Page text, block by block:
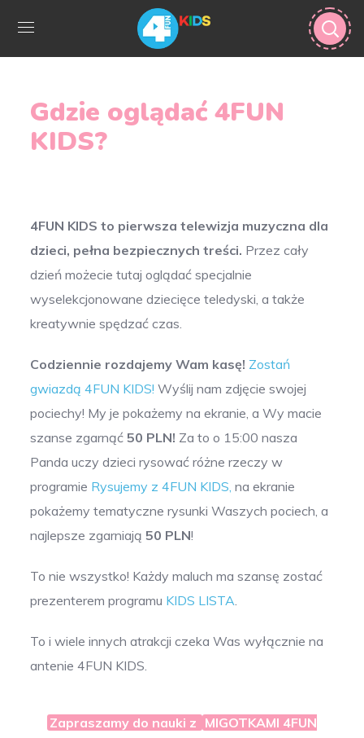
Gdzie oglądać 4FUN
KIDS?
4FUN KIDS to pierwsza telewizja muzyczna dla
dzieci, pełna bezpiecznych treści. Przez cały
dzień możecie tutaj oglądać specjalnie
wyselekcjonowane dziecięce teledyski, a także
kreatywnie spędzać czas.
Codziennie rozdajemy Wam kasę! Zostań
gwiazdą 4FUN KIDS! Wyślij nam zdjęcie swojej
pociechy! My je pokażemy na ekranie, a Wy macie
szanse zgarnąć50 PLN! Za to o 15:00 nasza
Panda uczy dzieci rysować różne rzeczy w
programie Rysujemy z 4FUN KIDS,na ekranie
pokażemy tematyczne rysunki Waszych pociech, a
najlepsze zgarniają50 PLN!
To nie wszystko! Każdy maluch ma szansę zostać
prezenterem programu KIDS LISTA.
To i wiele innych atrakcji czeka Was wyłącznie na
antenie 4FUN KIDS.
Zapraszamy do nauki z MIGOTKAMI 4FUN